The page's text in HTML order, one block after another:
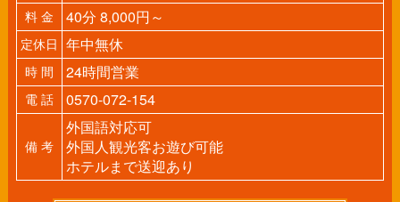
料 金 40分 8,000円～
定休日 年中無休
時 間 24時間営業
電 話 0570-072-154
備 考
外国語対応可
外国人観光客お遊び可能
ホテルまで送迎あり